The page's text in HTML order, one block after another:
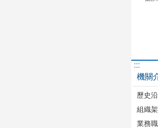
:::
機關
歷史
組織
業務